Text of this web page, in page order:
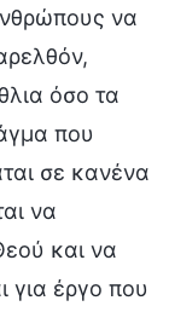
να
όσο τα
που
σε κανένα
να
και να
για έργο που